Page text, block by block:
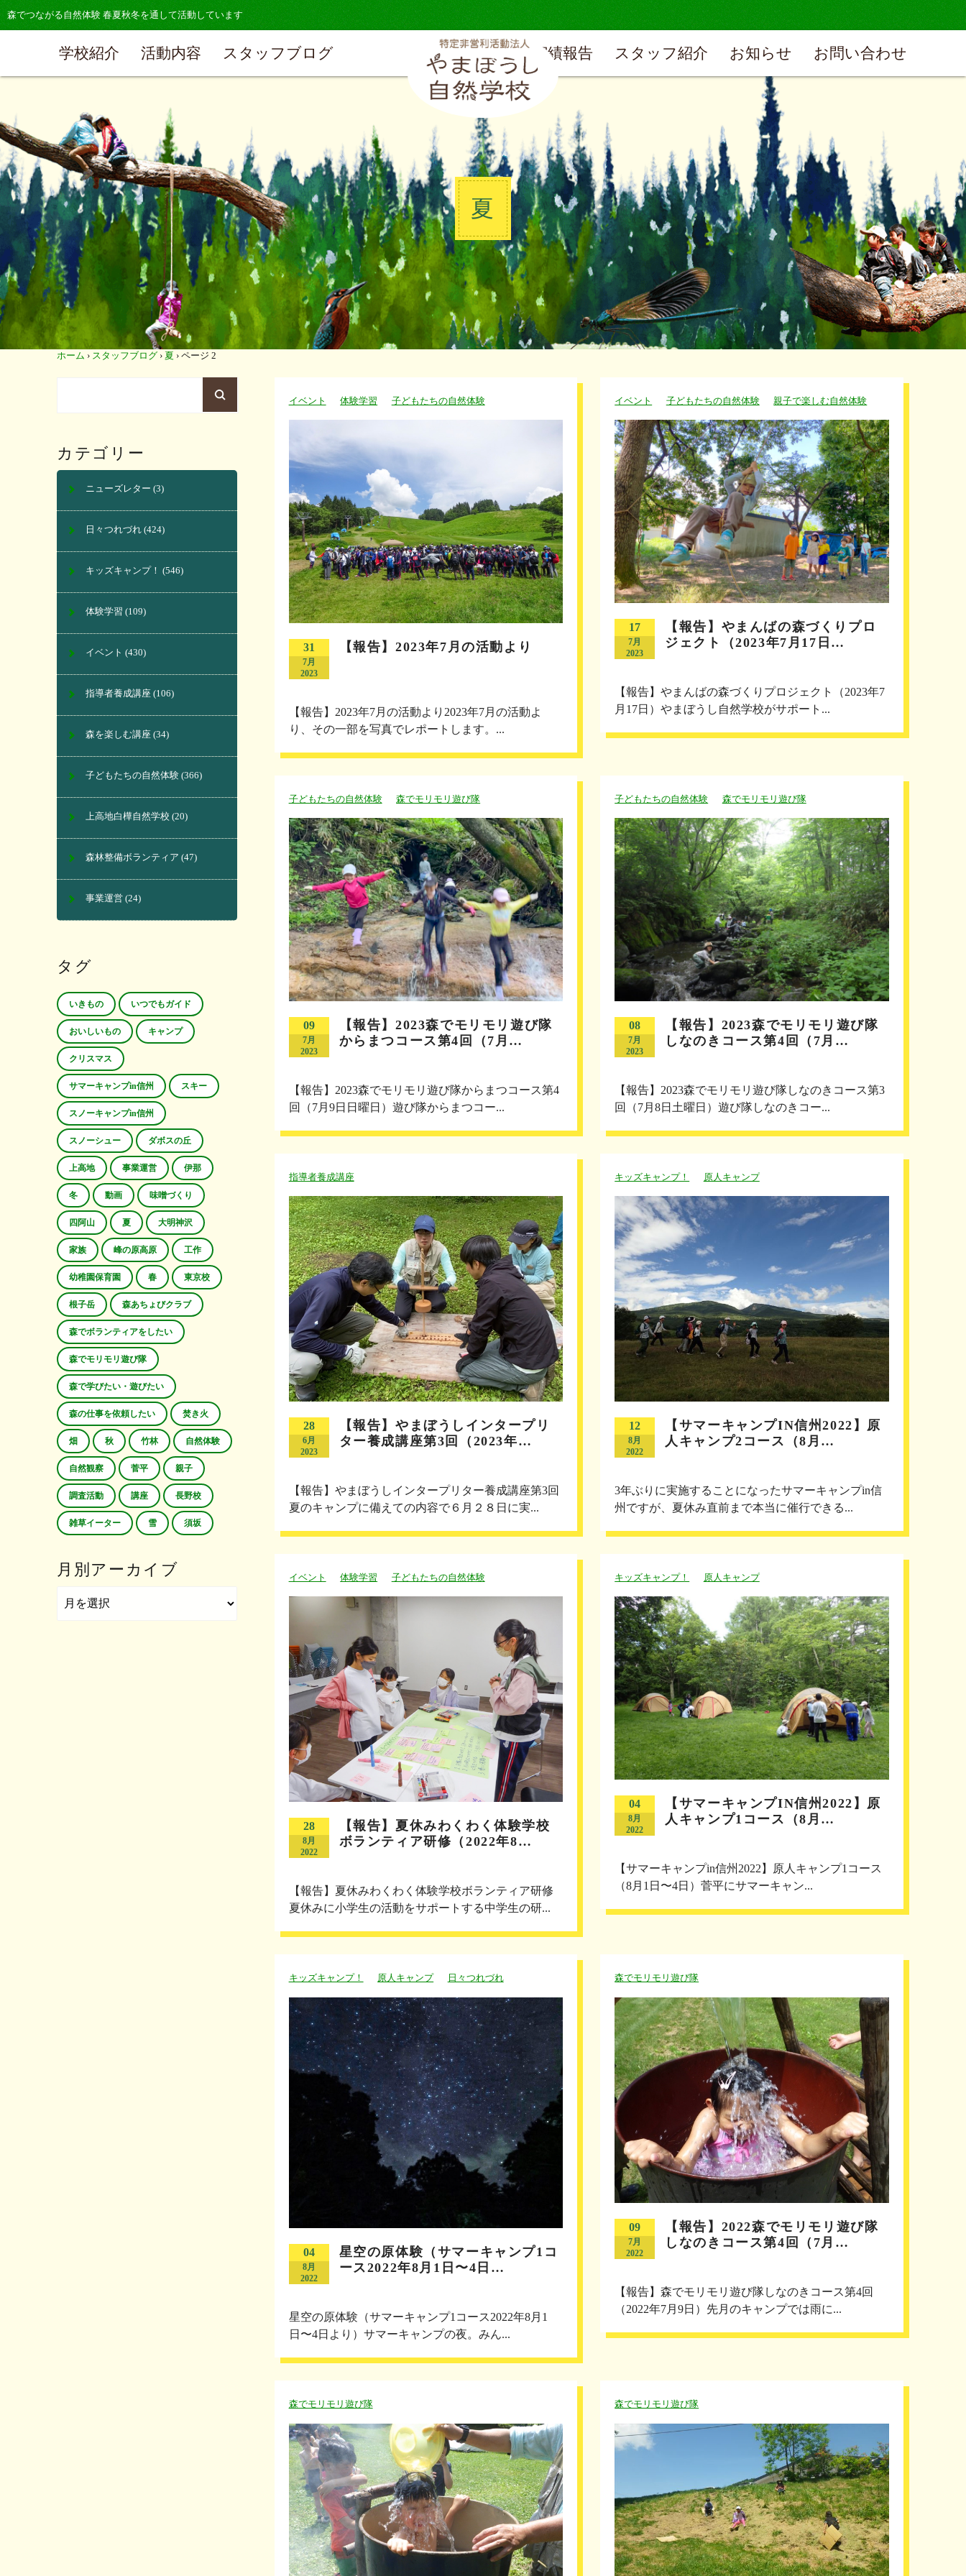
森でつながる自然体験 春夏秋冬を通して活動しています
学校紹介 活動内容 スタッフブログ 実績報告 スタッフ紹介 お知らせ お問い合わせ
夏
ホーム › スタッフブログ › 夏 › ページ 2
イベント 体験学習 子どもたちの自然体験
31
7月
2023
【報告】2023年7月の活動より
【報告】2023年7月の活動より2023年7月の活動よ
り、その一部を写真でレポートします。...
イベント 子どもたちの自然体験 親子で楽しむ自然体験
17
7月
2023
【報告】やまんばの森づくりプロ
ジェクト（2023年7月17日…
【報告】やまんばの森づくりプロジェクト（2023年7
月17日）やまぼうし自然学校がサポート...
子どもたちの自然体験 森でモリモリ遊び隊
09
7月
2023
【報告】2023森でモリモリ遊び隊
からまつコース第4回（7月…
【報告】2023森でモリモリ遊び隊からまつコース第4
回（7月9日日曜日）遊び隊からまつコー...
子どもたちの自然体験 森でモリモリ遊び隊
08
7月
2023
【報告】2023森でモリモリ遊び隊
しなのきコース第4回（7月…
【報告】2023森でモリモリ遊び隊しなのきコース第3
回（7月8日土曜日）遊び隊しなのきコー...
指導者養成講座
28
6月
2023
【報告】やまぼうしインタープリ
ター養成講座第3回（2023年…
【報告】やまぼうしインタープリター養成講座第3回
夏のキャンプに備えての内容で６月２８日に実...
キッズキャンプ！ 原人キャンプ
12
8月
2022
【サマーキャンプIN信州2022】原
人キャンプ2コース（8月…
3年ぶりに実施することになったサマーキャンプin信
州ですが、夏休み直前まで本当に催行できる...
イベント 体験学習 子どもたちの自然体験
28
8月
2022
【報告】夏休みわくわく体験学校
ボランティア研修（2022年8…
【報告】夏休みわくわく体験学校ボランティア研修
夏休みに小学生の活動をサポートする中学生の研...
キッズキャンプ！ 原人キャンプ
04
8月
2022
【サマーキャンプIN信州2022】原
人キャンプ1コース（8月…
【サマーキャンプin信州2022】原人キャンプ1コース
（8月1日〜4日）菅平にサマーキャン...
キッズキャンプ！ 原人キャンプ 日々つれづれ
04
8月
2022
星空の原体験（サマーキャンプ1コ
ース2022年8月1日〜4日…
星空の原体験（サマーキャンプ1コース2022年8月1
日〜4日より）サマーキャンプの夜。みん...
森でモリモリ遊び隊
09
7月
2022
【報告】2022森でモリモリ遊び隊
しなのきコース第4回（7月…
【報告】森でモリモリ遊び隊しなのきコース第4回
（2022年7月9日）先月のキャンプでは雨に...
森でモリモリ遊び隊 森でモリモリ遊び隊
カテゴリー
ニューズレター (3)
日々つれづれ (424)
キッズキャンプ！ (546)
体験学習 (109)
イベント (430)
指導者養成講座 (106)
森を楽しむ講座 (34)
子どもたちの自然体験 (366)
上高地白樺自然学校 (20)
森林整備ボランティア (47)
事業運営 (24)
タグ
いきもの いつでもガイド
おいしいもの キャンプ
クリスマス
サマーキャンプin信州 スキー
スノーキャンプin信州
スノーシュー ダボスの丘
上高地 事業運営 伊那
冬 動画 味噌づくり
四阿山 夏 大明神沢
家族 峰の原高原 工作
幼稚園保育園 春 東京校
根子岳 森あちょびクラブ
森でボランティアをしたい
森でモリモリ遊び隊
森で学びたい・遊びたい
森の仕事を依頼したい 焚き火
畑 秋 竹林 自然体験
自然観察 菅平 親子
調査活動 講座 長野校
雑草イーター 雪 須坂
月別アーカイブ